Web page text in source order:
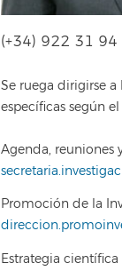
(+34) 922 31 94
Se ruega dirigirse a
específicas según
Agenda, reuniones
Promoción de la
Estrategia científica